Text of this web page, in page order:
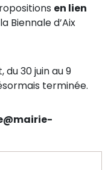
en lien
Biennale d’Aix
du 30 juin au 9
terminée.